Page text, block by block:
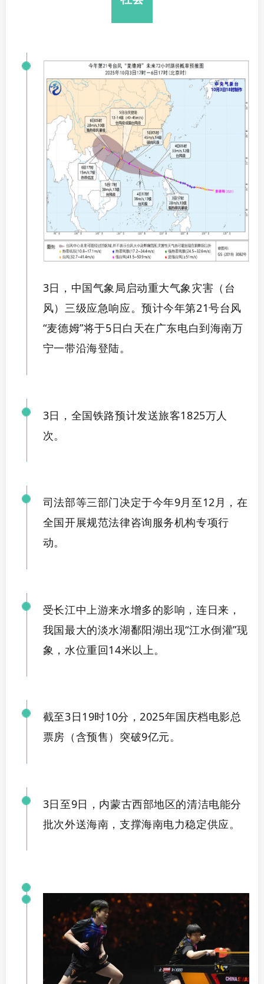
3日，中国气象局启动重大气象灾害（台
风）三级应急响应。预计今年第21号台风
“麦德姆”将于5日白天在广东电白到海南万
宁一带沿海登陆。
3日，全国铁路预计发送旅客1825万人
次。
司法部等三部门决定于今年9月至12月，在
全国开展规范法律咨询服务机构专项行
动。
受长江中上游来水增多的影响，连日来，
我国最大的淡水湖鄱阳湖出现“江水倒灌”现
象，水位重回14米以上。
截至3日19时10分，2025年国庆档电影总
票房（含预售）突破9亿元。
3日至9日， 内蒙古西部地区的清洁电能分
批次外送海南，支撑海南电力稳定供应。